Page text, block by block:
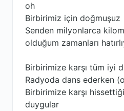
oh
Birbirimiz için doğmuşuz
Senden milyonlarca
olduğum zamanları
Birbirimize karşı tüm iyi
Radyoda dans ederken
Birbirimize karşı
duygular